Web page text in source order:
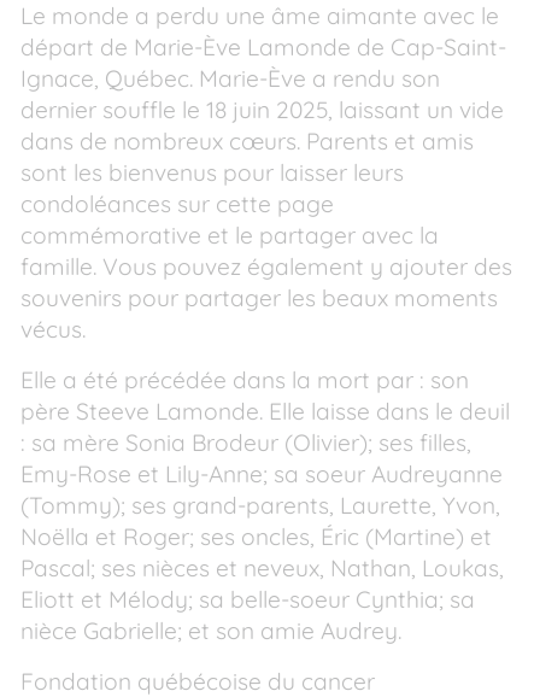
Le monde a perdu une âme aimante avec le
départ de Marie-Ève Lamonde de Cap-Saint-
Ignace, Québec. Marie-Ève a rendu son
dernier souffle le 18 juin 2025, laissant un vide
dans de nombreux cœurs. Parents et amis
sont les bienvenus pour laisser leurs
condoléances sur cette page
commémorative et le partager avec la
famille. Vous pouvez également y ajouter des
souvenirs pour partager les beaux moments
vécus.
Elle a été précédée dans la mort par : son
père Steeve Lamonde. Elle laisse dans le deuil
: sa mère Sonia Brodeur (Olivier); ses filles,
Emy-Rose et Lily-Anne; sa soeur Audreyanne
(Tommy); ses grand-parents, Laurette, Yvon,
Noëlla et Roger; ses oncles, Éric (Martine) et
Pascal; ses nièces et neveux, Nathan, Loukas,
Eliott et Mélody; sa belle-soeur Cynthia; sa
nièce Gabrielle; et son amie Audrey.
Fondation québécoise du cancer